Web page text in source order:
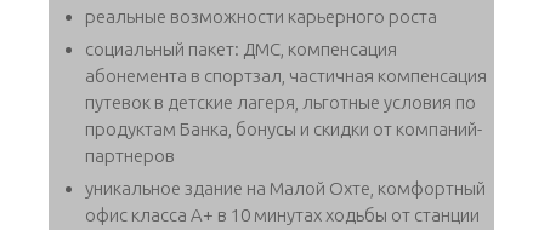
реальные возможности карьерного роста
социальный пакет: ДМС, компенсация
абонемента в спортзал, частичная компенсация
путевок в детские лагеря, льготные условия по
продуктам Банка, бонусы и скидки от компаний-
партнеров
уникальное здание на Малой Охте, комфортный
офис класса А+ в 10 минутах ходьбы от станции